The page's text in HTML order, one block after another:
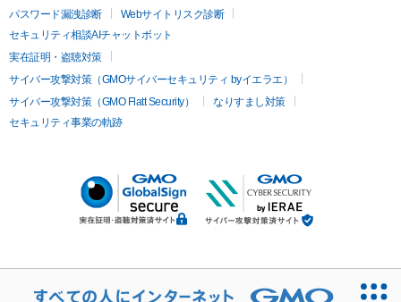
パスワード漏洩診断
Webサイトリスク診断
セキュリティ相談AIチャットボット
実在証明・盗聴対策
サイバー攻撃対策（GMOサイバーセキュリティ byイエラエ）
サイバー攻撃対策（GMO Flatt Security）
なりすまし対策
セキュリティ事業の軌跡